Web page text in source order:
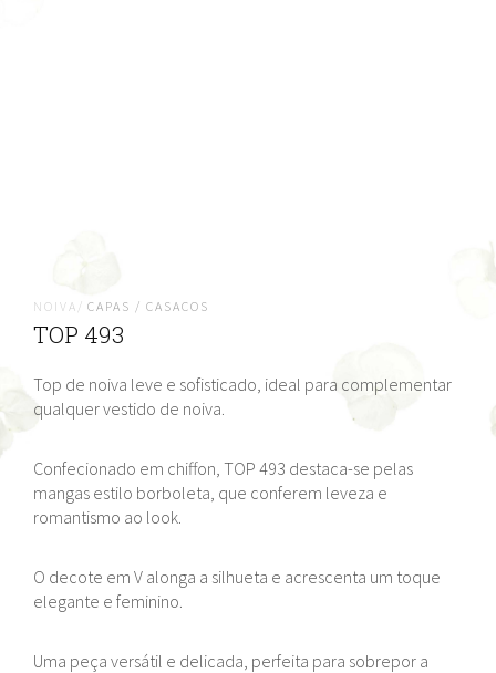
NOIVA/ CAPAS / CASACOS
TOP 493
Top de noiva leve e sofisticado, ideal para complementar
qualquer vestido de noiva.
Confecionado em chiffon, TOP 493 destaca-se pelas
mangas estilo borboleta, que conferem leveza e
romantismo ao look.
O decote em V alonga a silhueta e acrescenta um toque
elegante e feminino.
Uma peça versátil e delicada, perfeita para sobrepor a